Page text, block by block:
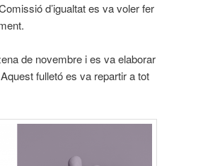
d’igualtat es va voler fer
de novembre i es va elaborar
fulletó es va repartir a tot